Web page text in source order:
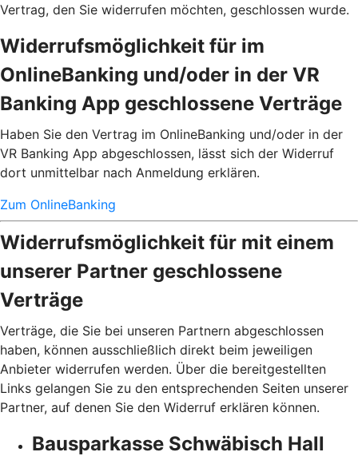
Vertrag, den Sie widerrufen möchten, geschlossen wurde.
Widerrufsmöglichkeit für im
OnlineBanking und/oder in der VR
Banking App geschlossene Verträge
Haben Sie den Vertrag im OnlineBanking und/oder in der
VR Banking App abgeschlossen, lässt sich der Widerruf
dort unmittelbar nach Anmeldung erklären.
Zum OnlineBanking
Widerrufsmöglichkeit für mit einem
unserer Partner geschlossene
Verträge
Verträge, die Sie bei unseren Partnern abgeschlossen
haben, können ausschließlich direkt beim jeweiligen
Anbieter widerrufen werden. Über die bereitgestellten
Links gelangen Sie zu den entsprechenden Seiten unserer
Partner, auf denen Sie den Widerruf erklären können.
Bausparkasse Schwäbisch Hall